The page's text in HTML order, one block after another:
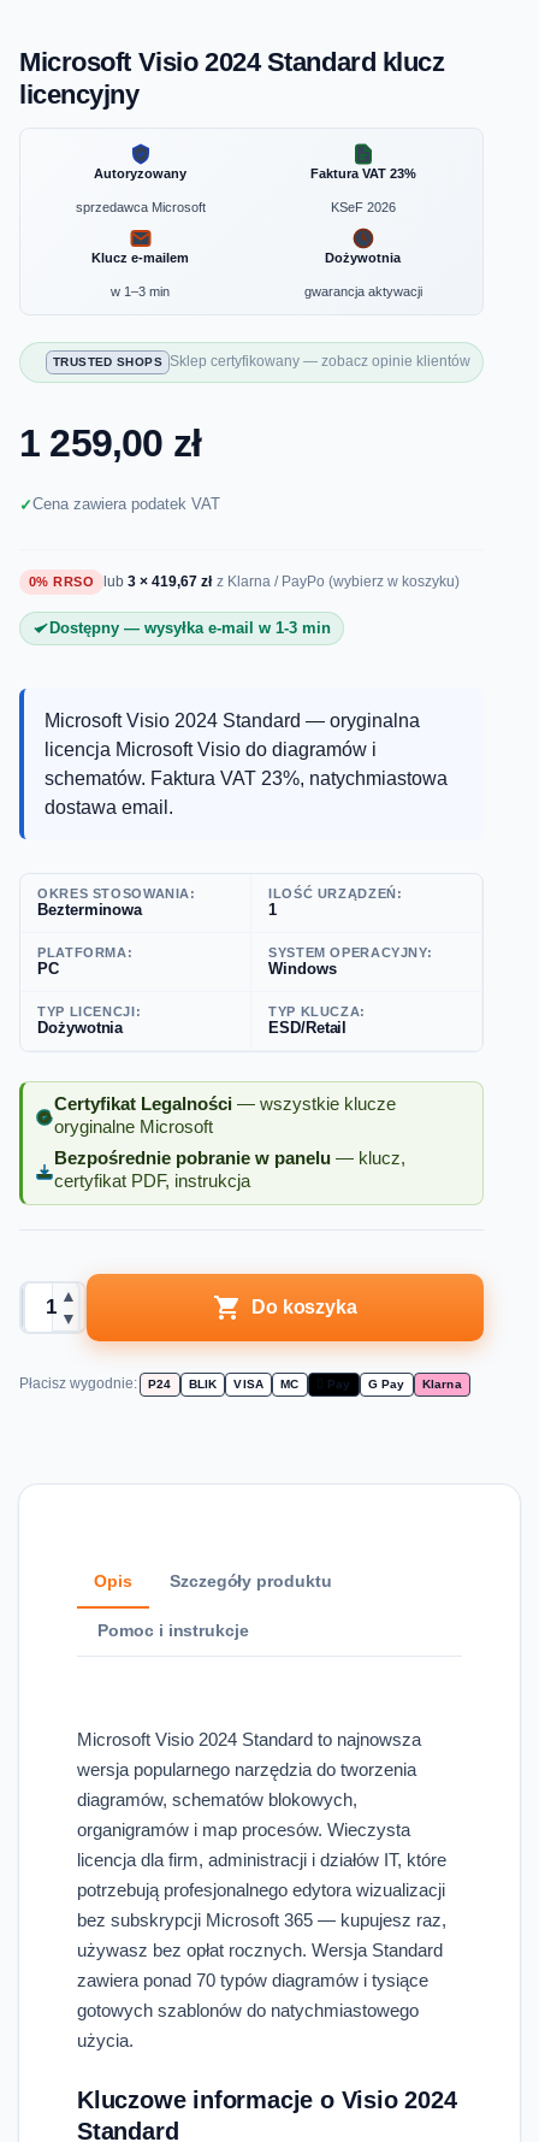
Microsoft Visio 2024 Standard klucz
licencyjny
1 259,00 zł
Cena zawiera podatek VAT
0% RRSO lub3 × 419,67 zł z Klarna / PayPo (wybierz w koszyku)
Dostępny — wysyłka e-mail w 1-3 min
Autoryzowany
sprzedawca Microsoft
Faktura VAT 23%
KSeF 2026
Klucz e-mailem
w 1–3 min
Dożywotnia
gwarancja aktywacji
TRUSTED SHOPS Sklep certyfikowany — zobacz opinie klientów
Certyfikat Legalności — wszystkie klucze
oryginalne Microsoft
Bezpośrednie pobranie w panelu — klucz,
certyfikat PDF, instrukcja
OKRES STOSOWANIA:
Bezterminowa
ILOŚĆ URZĄDZEŃ:
1
PLATFORMA:
PC
SYSTEM OPERACYJNY:
Windows
TYP LICENCJI:
Dożywotnia
TYP KLUCZA:
ESD/Retail
▲
▼
 Do koszyka
Płacisz wygodnie: P24 BLIK VISA MC  Pay G Pay Klarna
Microsoft Visio 2024 Standard — oryginalna
licencja Microsoft Visio do diagramów i
schematów. Faktura VAT 23%, natychmiastowa
dostawa email.
Opis Szczegóły produktu
Pomoc i instrukcje
Microsoft Visio 2024 Standard to najnowsza
wersja popularnego narzędzia do tworzenia
diagramów, schematów blokowych,
organigramów i map procesów. Wieczysta
licencja dla firm, administracji i działów IT, które
potrzebują profesjonalnego edytora wizualizacji
bez subskrypcji Microsoft 365 — kupujesz raz,
używasz bez opłat rocznych. Wersja Standard
zawiera ponad 70 typów diagramów i tysiące
gotowych szablonów do natychmiastowego
użycia.
Kluczowe informacje o Visio 2024
Standard